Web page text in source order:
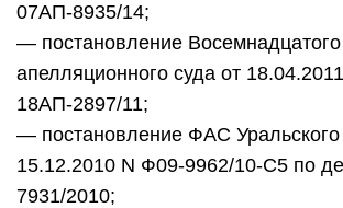
07АП-8935/14;
— постановление
апелляционного суда от
18АП-2897/11;
— постановление ФАС Уральского
15.12.2010 N Ф09-9962/10-С5 по
7931/2010;